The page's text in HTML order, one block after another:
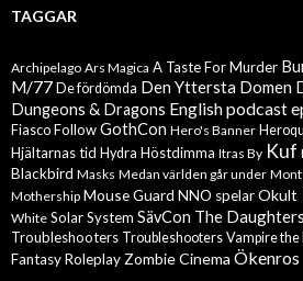
TAGGAR
Archipelago Ars Magica A Taste For Murder
M/77 De fördömda Den Yttersta Domen
Dungeons & Dragons English podcast
Fiasco FollowGothCon Hero's Banner
Hjältarnas tid Hydra Höstdimma Itras By Kuf
Blackbird Masks Medan världen går under
Mothership Mouse Guard NNO spelarOkult
White Solar System SävCon The
Troubleshooters Troubleshooters Vampire
Fantasy Roleplay Zombie Cinema Ökenros